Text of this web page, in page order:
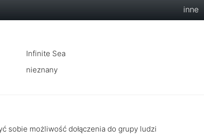
inne
Infinite Sea
nieznany
sobie możliwość dołączenia do grupy ludzi